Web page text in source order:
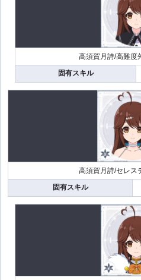
高須賀月詩/高難度
固有スキル
高須賀月詩/セレス
固有スキル